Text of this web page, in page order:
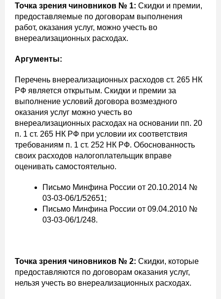
Точка зрения чиновников № 1: Скидки и премии,
предоставляемые по договорам выполнения
работ, оказания услуг, можно учесть во
внереализационных расходах.
Аргументы:
Перечень внереализационных расходов ст. 265 НК
РФ является открытым. Скидки и премии за
выполнение условий договора возмездного
оказания услуг можно учесть во
внереализационных расходах на основании пп. 20
п. 1 ст. 265 НК РФ при условии их соответствия
требованиям п. 1 ст. 252 НК РФ. Обоснованность
своих расходов налогоплательщик вправе
оценивать самостоятельно.
Письмо Минфина России от 20.10.2014 №
03-03-06/1/52651;
Письмо Минфина России от 09.04.2010 №
03-03-06/1/248.
Точка зрения чиновников № 2: Скидки, которые
предоставляются по договорам оказания услуг,
нельзя учесть во внереализационных расходах.